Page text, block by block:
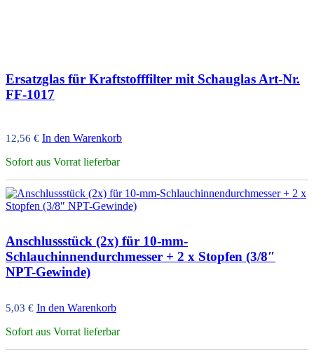
Ersatzglas für Kraftstofffilter mit Schauglas Art-Nr.
FF-1017
12,56 € In den Warenkorb
Sofort aus Vorrat lieferbar
Anschlussstück (2x) für 10-mm-
Schlauchinnendurchmesser + 2 x Stopfen (3/8″
NPT-Gewinde)
5,03 € In den Warenkorb
Sofort aus Vorrat lieferbar